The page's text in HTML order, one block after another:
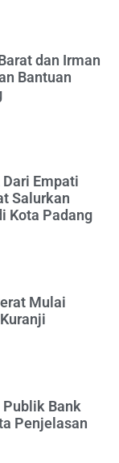
dan Irman
Bantuan
Empati
Salurkan
Kota Padang
Mulai
Bank
Penjelasan